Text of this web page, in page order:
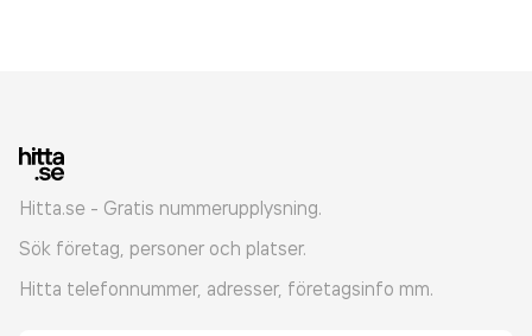
Hitta.se - Gratis nummerupplysning.
Sök företag, personer och platser.
Hitta telefonnummer, adresser, företagsinfo mm.